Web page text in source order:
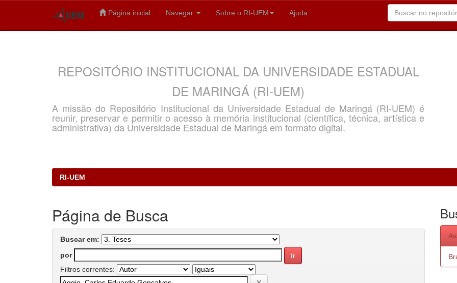
Página inicial Navegar Sobre o RI-UEM Ajuda
REPOSITÓRIO INSTITUCIONAL DA UNIVERSIDADE ESTADUAL
DE MARINGÁ (RI-UEM)
A missão do Repositório Institucional da Universidade Estadual de Maringá (RI-UEM) é
reunir, preservar e permitir o acesso à memória institucional (científica, técnica, artística e
administrativa) da Universidade Estadual de Maringá em formato digital.
RI-UEM
Página de Busca
Buscar em:
por
Filtros correntes: